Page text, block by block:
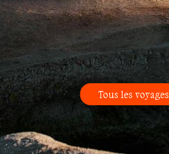
Tous les voyages